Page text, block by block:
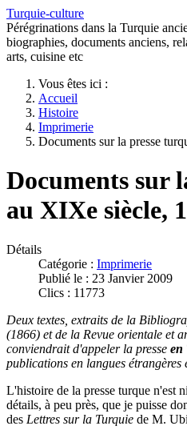
Turquie-culture
Pérégrinations dans la Turquie
biographies, documents anciens,
arts, cuisine etc
Vous êtes ici :
Accueil
Histoire
Imprimerie
Documents sur la presse
Documents sur
au XIXe siècle,
Détails
Catégorie : Imprimerie
Publié le : 23 Janvier 2009
Clics : 11773
Deux textes, extraits de la
(1866) et de la Revue orientale et
conviendrait d'appeler la presse en
publications en langues étrangères
L'histoire de la presse turque n'est
détails, à peu près, que je puisse
des Lettres sur la Turquie de M.